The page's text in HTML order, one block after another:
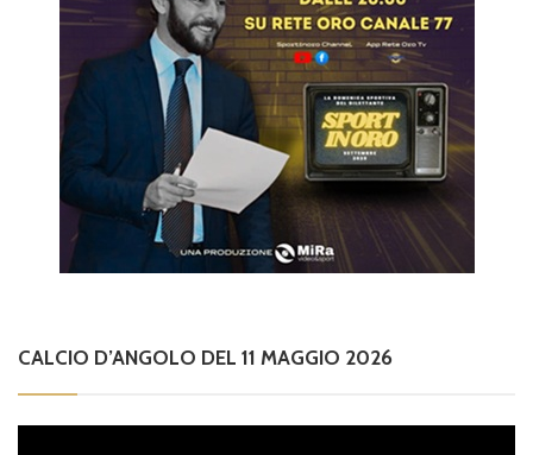
CALCIO D’ANGOLO DEL 11 MAGGIO 2026